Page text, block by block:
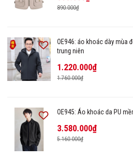
890.000₫
OE946: áo khoác dày mùa
trung niên
1.220.000₫
1.760.000₫
OE945: Áo khoác da PU
3.580.000₫
5.160.000₫